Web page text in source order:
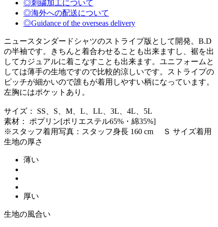
◎刺繍加工について
◎海外への配送について
◎Guidance of the overseas delivery
ニュースタンダードシャツのストライプ版として開発。B.D
の半袖です。きちんと着合わせることも出来ますし、裾を出
してカジュアルに着こなすことも出来ます。ユニフォームと
しては薄手の生地ですので比較的涼しいです。ストライプの
ピッチが細かいので誰もが着用しやすい柄になっています。
左胸にはポケットあり。
サイズ： SS、S、M、L、LL、3L、4L、5L
素材： ポプリン[ポリエステル65%・綿35%]
※スタッフ着用写真：スタッフ身長 160 cm Ｓ サイズ着用
生地の厚さ
薄い
厚い
生地の風合い